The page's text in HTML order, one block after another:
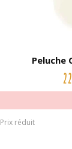
Peluche
Prix réduit